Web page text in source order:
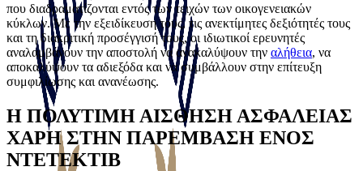
που διαδραματίζονται εντός των τειχών των οικογενειακών
κύκλων. Με την εξειδίκευση τους, τις ανεκτίμητες δεξιότητές τους
και τη διακριτική προσέγγισή τους, οι ιδιωτικοί ερευνητές
αναλαμβάνουν την αποστολή να ανακαλύψουν την αλήθεια, να
αποκαλύψουν τα αδιεξόδα και να συμβάλλουν στην επίτευξη
συμφιλίωσης και ανανέωσης.
Η ΠΟΛΥΤΙΜΗ ΑΙΣΘΗΣΗ ΑΣΦΑΛΕΙΑΣ
ΧΑΡΗ ΣΤΗΝ ΠΑΡΕΜΒΑΣΗ ΕΝΟΣ
ΝΤΕΤΕΚΤΙΒ